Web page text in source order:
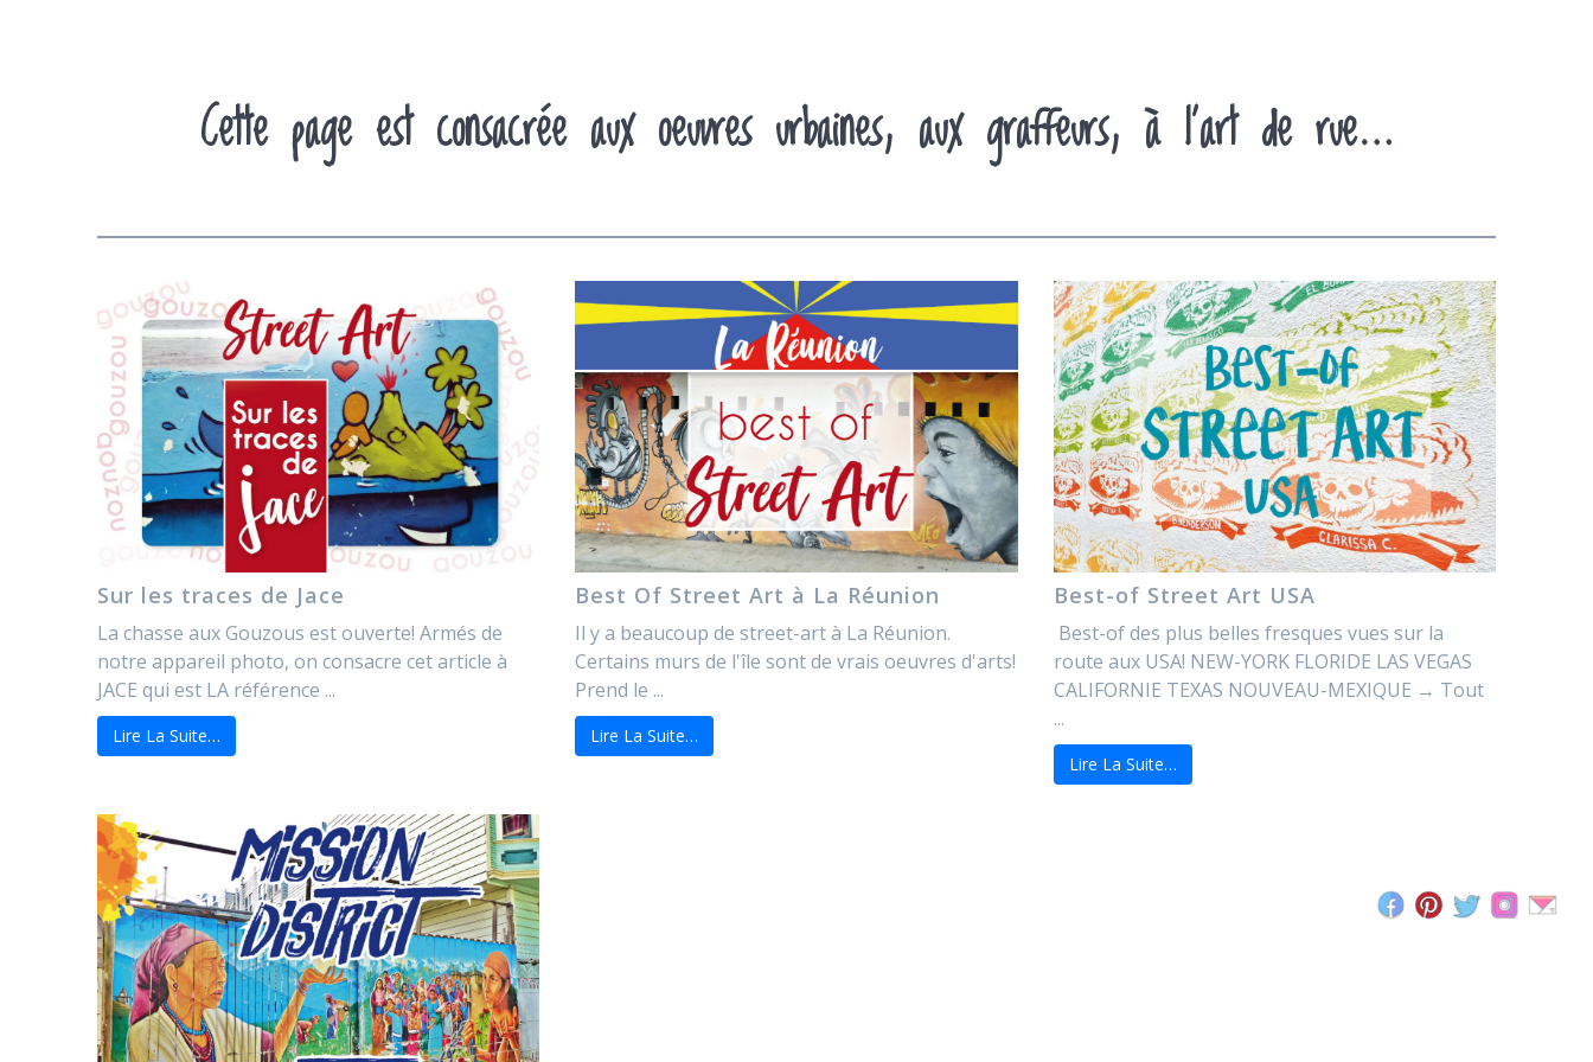
Cette page est consacrée aux oeuvres urbaines, aux graffeurs, à l’art de rue…
Sur les traces de Jace
La chasse aux Gouzous est ouverte! Armés de
notre appareil photo, on consacre cet article à
JACE qui est LA référence ...
Lire La Suite…
Best Of Street Art à La Réunion
Il y a beaucoup de street-art à La Réunion.
Certains murs de l'île sont de vrais oeuvres d'arts!
Prend le ...
Lire La Suite…
Best-of Street Art USA
Best-of des plus belles fresques vues sur la
route aux USA! NEW-YORK FLORIDE LAS VEGAS
CALIFORNIE TEXAS NOUVEAU-MEXIQUE → Tout
...
Lire La Suite…